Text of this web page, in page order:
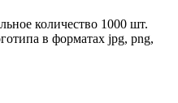
количество 1000 шт.
в форматах jpg, png,